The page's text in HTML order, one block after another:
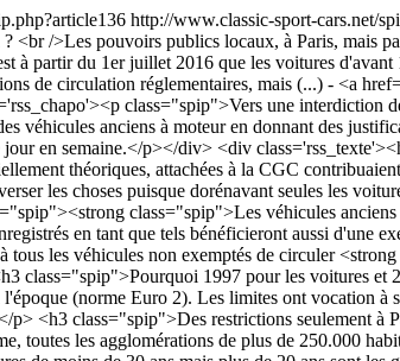
http://www.classic-sport-cars.net/
<br />Les pouvoirs publics locaux, à Paris, mais
à partir du 1er juillet 2016 que les voitures
de circulation réglementaires, mais (...) - <a
class="spip">Vers une interdiction
véhicules anciens à moteur en donnant des
en semaine.</p></div> <div
théoriques, attachées à la CGC
les choses puisque dorénavant seules les
class="spip">Les véhicules
en tant que tels bénéficieront aussi d'une
les véhicules non exemptés de circuler
class="spip">Pourquoi 1997 pour les voitures et
(norme Euro 2). Les limites ont vocation à
<h3 class="spip">Des restrictions seulement à
les agglomérations de plus de 250.000